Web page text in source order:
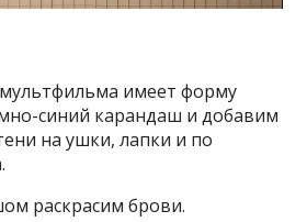
имеет форму
синий карандаш и добавим
на ушки, лапки и по
раскрасим брови.